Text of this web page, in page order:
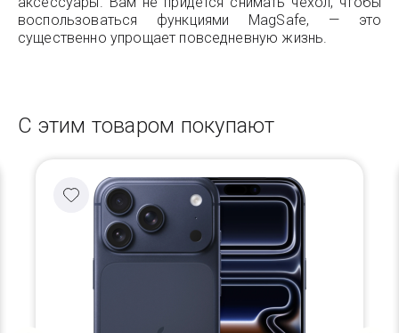
воспользоваться функциями MagSafe, — это
существенно упрощает повседневную жизнь.
С этим товаром покупают